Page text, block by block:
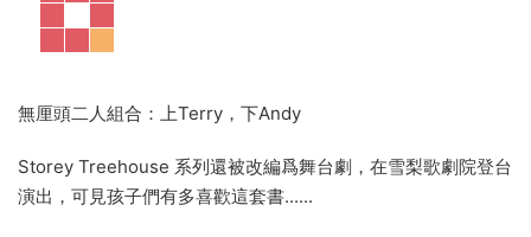
無厘頭二人組合：上Terry，下Andy
Storey Treehouse 系列還被改編爲舞台劇，在雪梨歌劇院登台
演出，可見孩子們有多喜歡這套書......